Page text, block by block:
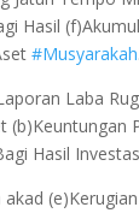
Hasil
#Musyarakah
Laba
(b)Keuntungan
Hasil
(e)Kerugian